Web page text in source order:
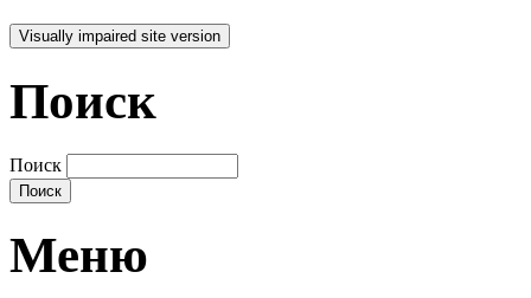
Поиск
Поиск
Меню